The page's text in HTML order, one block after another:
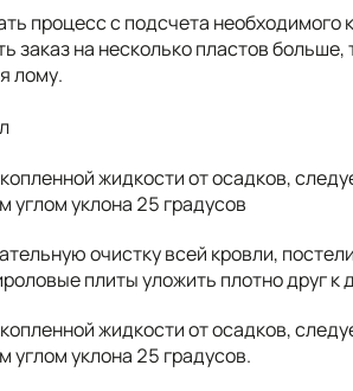
процесс с подсчета необходимого
заказ на несколько пластов больше,
лому.
жидкости от осадков,
углом уклона 25 градусов
очистку всей кровли,
плиты уложить плотно друг к
жидкости от осадков,
углом уклона 25 градусов.